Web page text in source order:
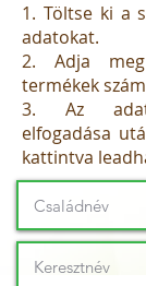
1. Töltse ki a
adatokat.
2. Adja
termékek
3. Az
elfogadása
kattintva